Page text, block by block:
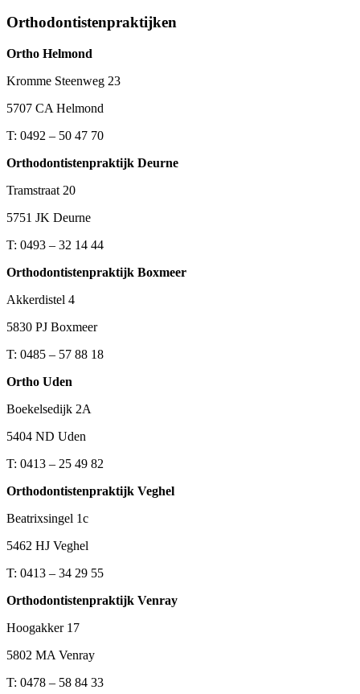
Orthodontistenpraktijken
Ortho Helmond
Kromme Steenweg 23
5707 CA Helmond
T: 0492 – 50 47 70
Orthodontistenpraktijk Deurne
Tramstraat 20
5751 JK Deurne
T: 0493 – 32 14 44
Orthodontistenpraktijk Boxmeer
Akkerdistel 4
5830 PJ Boxmeer
T: 0485 – 57 88 18
Ortho Uden
Boekelsedijk 2A
5404 ND Uden
T: 0413 – 25 49 82
Orthodontistenpraktijk Veghel
Beatrixsingel 1c
5462 HJ Veghel
T: 0413 – 34 29 55
Orthodontistenpraktijk Venray
Hoogakker 17
5802 MA Venray
T: 0478 – 58 84 33